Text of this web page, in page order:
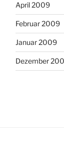
April 2009
Februar 2009
Januar 2009
Dezember